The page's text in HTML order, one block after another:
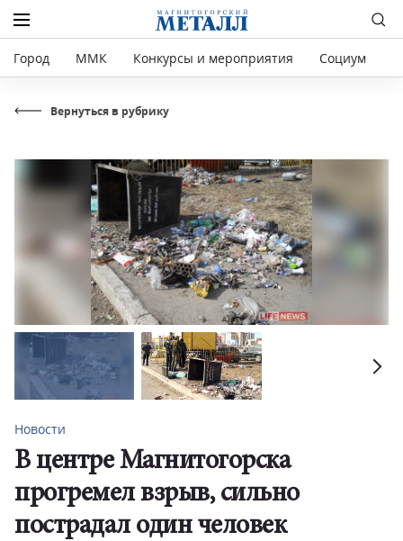
Город ММК Конкурсы и мероприятия Социум
Вернуться в рубрику
Новости
В центре Магнитогорска
прогремел взрыв, сильно
пострадал один человек